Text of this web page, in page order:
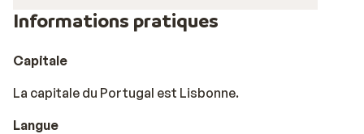
Informations pratiques
Capitale
La capitale du Portugal est Lisbonne.
Langue